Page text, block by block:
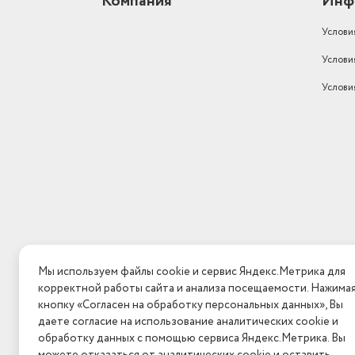
Мы используем файлы cookie и сервис Яндекс.Метрика для
корректной работы сайта и анализа посещаемости. Нажимая
кнопку «Согласен на обработку персональных данных», Вы
даете согласие на использование аналитических cookie и
обработку данных с помощью сервиса Яндекс.Метрика. Вы